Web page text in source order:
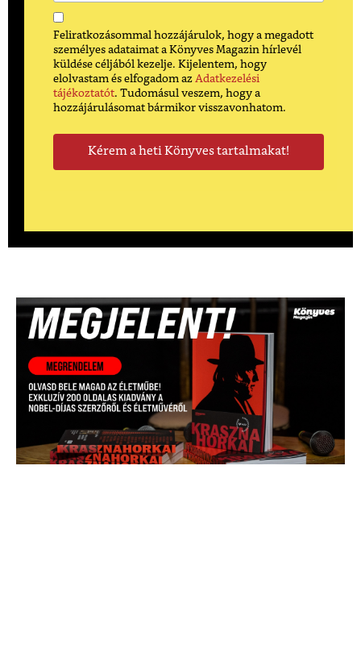
Feliratkozásommal hozzájárulok, hogy a megadott
személyes adataimat a Könyves Magazin hírlevél
küldése céljából kezelje. Kijelentem, hogy
elolvastam és elfogadom az Adatkezelési
tájékoztatót. Tudomásul veszem, hogy a
hozzájárulásomat bármikor visszavonhatom.